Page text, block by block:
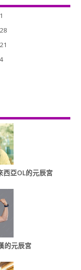
西亞OL的元辰宮
的元辰宮